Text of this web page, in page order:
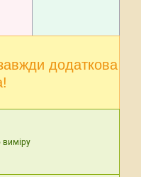
додаткова
виміру